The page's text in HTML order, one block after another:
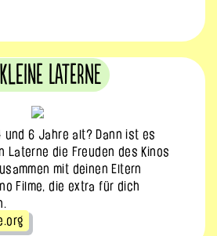
Laterne
und 6 Jahre alt? Dann ist es
Laterne die Freuden des Kinos
mit deinen Eltern
Filme, die extra für dich